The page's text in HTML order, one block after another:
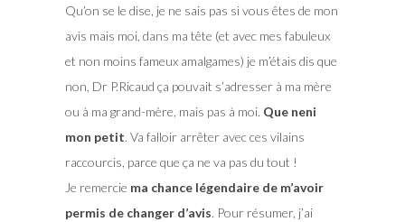
Qu’on se le dise, je ne sais pas si vous êtes de mon
avis mais moi, dans ma tête (et avec mes fabuleux
et non moins fameux amalgames) je m’étais dis que
non, Dr P.Ricaud ça pouvait s’adresser à ma mère
ou à ma grand-mère, mais pas à moi. Que neni
mon petit. Va falloir arrêter avec ces vilains
raccourcis, parce que ça ne va pas du tout !
Je remercie ma chance légendaire de m’avoir
permis de changer d’avis. Pour résumer, j’ai